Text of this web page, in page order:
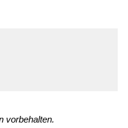
vorbehalten.